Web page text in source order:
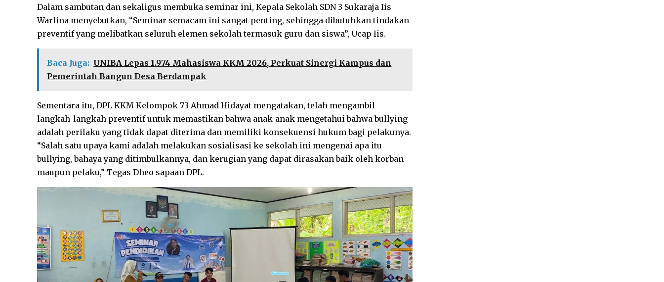
Dalam sambutan dan sekaligus membuka seminar ini, Kepala Sekolah SDN 3 Sukaraja Iis
Warlina menyebutkan, “Seminar semacam ini sangat penting, sehingga dibutuhkan tindakan
preventif yang melibatkan seluruh elemen sekolah termasuk guru dan siswa”, Ucap Iis.
Baca Juga: UNIBA Lepas 1.974 Mahasiswa KKM 2026, Perkuat Sinergi Kampus dan
Pemerintah Bangun Desa Berdampak
Sementara itu, DPL KKM Kelompok 73 Ahmad Hidayat mengatakan, telah mengambil
langkah-langkah preventif untuk memastikan bahwa anak-anak mengetahui bahwa bullying
adalah perilaku yang tidak dapat diterima dan memiliki konsekuensi hukum bagi pelakunya.
“Salah satu upaya kami adalah melakukan sosialisasi ke sekolah ini mengenai apa itu
bullying, bahaya yang ditimbulkannya, dan kerugian yang dapat dirasakan baik oleh korban
maupun pelaku,” Tegas Dheo sapaan DPL.